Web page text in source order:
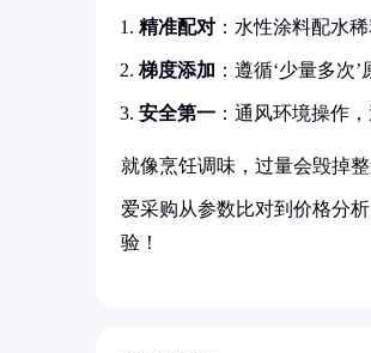
精准配对 ：水性涂料配水
梯度添加 ：遵循‘少量多次
安全第一 ：通风环境操作
就像烹饪调味，过量会毁掉
爱采购从参数比对到价格分
验！